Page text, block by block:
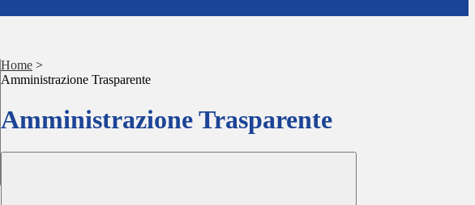
Home >
Amministrazione Trasparente
Amministrazione Trasparente